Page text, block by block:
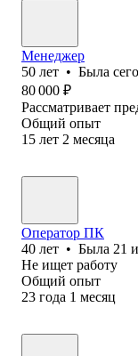
Менеджер
50 лет • Была
80 000 ₽
Рассматривает
Общий опыт
15 лет 2 месяца
Оператор ПК
40 лет • Была 21
Не ищет работу
Общий опыт
23 года 1 месяц